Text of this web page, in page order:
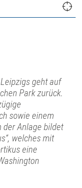
geht auf
Park zurück.
sowie einem
der Anlage bildet
welches mit
eine